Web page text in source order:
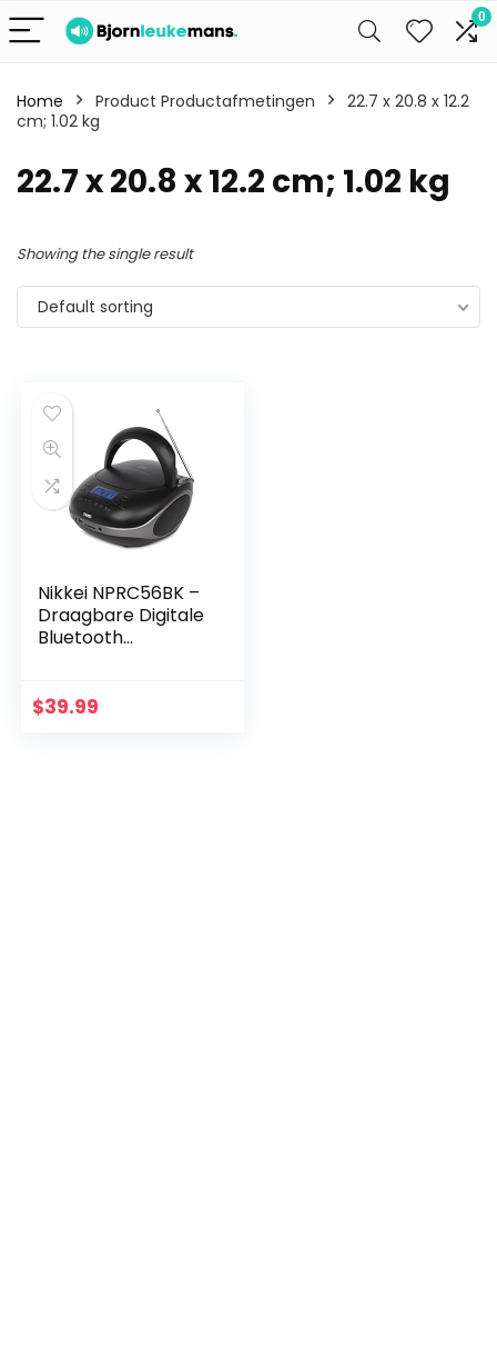
0
Home Product Productafmetingen
22.7 x 20.8 x 12.2
cm; 1.02 kg
22.7 x 20.8 x 12.2 cm; 1.02 kg
Showing the single result
Default sorting
Nikkei NPRC56BK –
Draagbare Digitale
Bluetooth
USB en
$39.99